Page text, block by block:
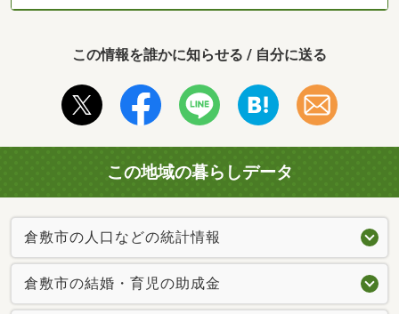
この情報を誰かに知らせる / 自分に送る
この地域の暮らしデータ
倉敷市の人口などの統計情報
倉敷市の結婚・育児の助成金